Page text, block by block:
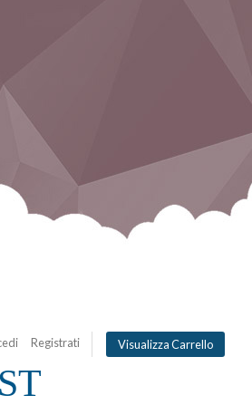
Registrati Visualizza Carrello